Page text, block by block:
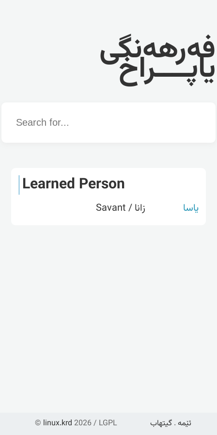
فەرهەنگی
یاپــــراخ
Word
Learned Person
یاسا زانا / Savant
© linux.krd 2026 / LGPL ئێمە . گیتهاب